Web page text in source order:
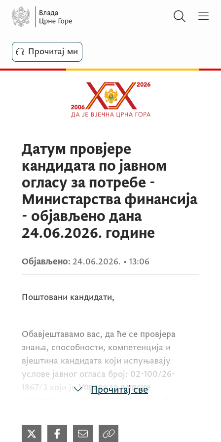
Прочитај ми
Датум провјере
кандидата по јавном
огласу за потребе -
Министарства финансија
- објављено дана
24.06.2026. године
Објављено: 24.06.2026. • 13:06
Поштовани кандидати,
Обавјештавамо вас, да ће се провјера
знања, способности, компетенција и
вјештина кандидата који испуњавају
услове јавног огласа број: 02-100/26-
1867/3 који јеУправа за људске
радно мјестоБуџетски/а инспектор/ка И
Прочитај све